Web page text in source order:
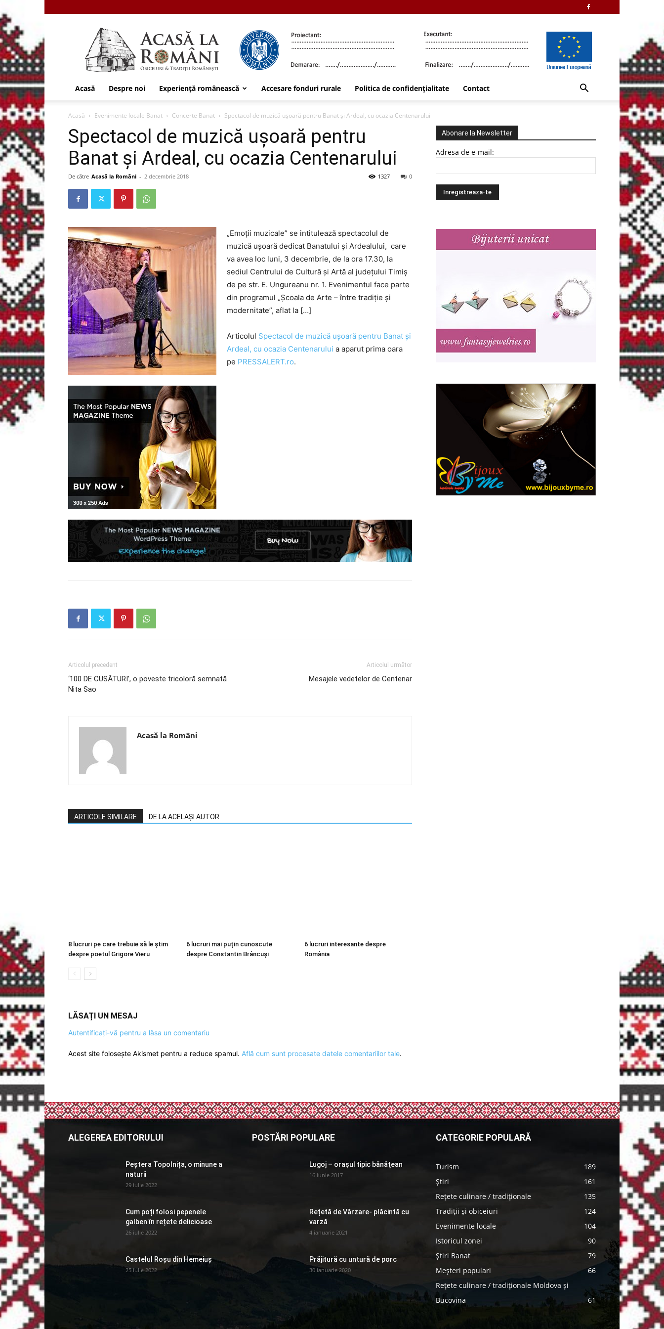
Acasa
la
Romani
Acasă Despre noi Experiență românească Accesare fonduri rurale Politica de confidențialitate Contact
Acasă Evenimente locale Banat Concerte Banat Spectacol de muzică ușoară pentru Banat și Ardeal, cu ocazia Centenarului
Spectacol de muzică ușoară pentru
Banat și Ardeal, cu ocazia Centenarului
De către Acasă la Români - 2 decembrie 2018 0
1327
„Emoţii muzicale” se intitulează spectacolul de
muzică uşoară dedicat Banatului şi Ardealului, care
va avea loc luni, 3 decembrie, de la ora 17.30, la
sediul Centrului de Cultură şi Artă al judeţului Timiş
de pe str. E. Ungureanu nr. 1. Evenimentul face parte
din programul „Şcoala de Arte – între tradiţie şi
modernitate”, aflat la […]
Articolul Spectacol de muzică ușoară pentru Banat și
Ardeal, cu ocazia Centenarului a aparut prima oara
pe PRESSALERT.ro.
Articolul precedent
‘100 DE CUSĂTURI’, o poveste tricoloră semnată
Nita Sao
Articolul următor
Mesajele vedetelor de Centenar
Acasă la Români
ARTICOLE SIMILARE DE LA ACELAȘI AUTOR
8 lucruri pe care trebuie să le știm
despre poetul Grigore Vieru
6 lucruri mai puțin cunoscute
despre Constantin Brâncuși
6 lucruri interesante despre
România
LĂSAȚI UN MESAJ
Autentificați-vă pentru a lăsa un comentariu
Acest site folosește Akismet pentru a reduce spamul. Află cum sunt procesate datele comentariilor tale.
Abonare la Newsletter
Adresa de e-mail:
ALEGEREA EDITORULUI
Peștera Topolnița, o minune a
naturii
29 iulie 2022
Cum poți folosi pepenele
galben în rețete delicioase
26 iulie 2022
Castelul Roșu din Hemeiuș
25 iulie 2022
POSTĂRI POPULARE
Lugoj – orașul tipic bănăţean
16 iunie 2017
Rețetă de Vărzare- plăcintă cu
varză
4 ianuarie 2021
Prăjitură cu untură de porc
30 ianuarie 2020
CATEGORIE POPULARĂ
Turism
189
Știri
161
Rețete culinare / tradiționale
135
Tradiții și obiceiuri
124
Evenimente locale
104
Istoricul zonei
90
Știri Banat
79
Meșteri populari
66
Rețete culinare / tradiționale Moldova și
Bucovina
61